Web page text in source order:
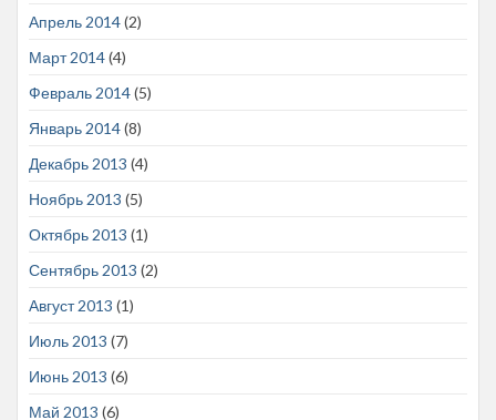
Апрель 2014(2)
Март 2014(4)
Февраль 2014(5)
Январь 2014(8)
Декабрь 2013 (4)
Ноябрь 2013 (5)
Октябрь 2013 (1)
Сентябрь 2013 (2)
Август 2013 (1)
Июль 2013 (7)
Июнь 2013 (6)
Май 2013 (6)